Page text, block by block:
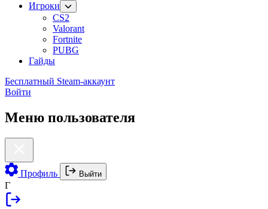
Игроки
CS2
Valorant
Fortnite
PUBG
Гайды
Бесплатный Steam-аккаунт
Войти
Меню пользователя
Профиль Выйти
Г